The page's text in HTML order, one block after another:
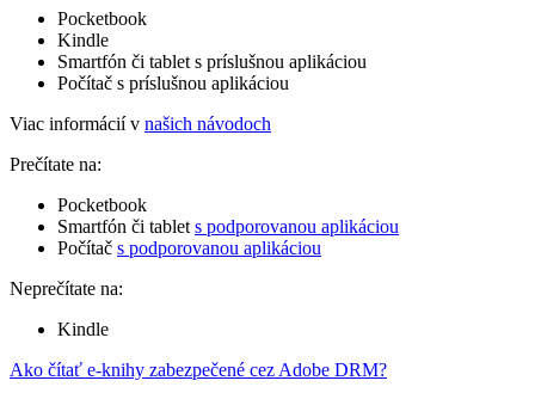
Pocketbook
Kindle
Smartfón či tablet s príslušnou aplikáciou
Počítač s príslušnou aplikáciou
Viac informácií v našich návodoch
Prečítate na:
Pocketbook
Smartfón či tablet s podporovanou aplikáciou
Počítač s podporovanou aplikáciou
Neprečítate na:
Kindle
Ako čítať e-knihy zabezpečené cez Adobe DRM?